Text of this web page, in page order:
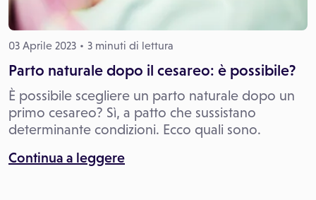
03 Aprile 2023 3 minuti di lettura
Parto naturale dopo il cesareo: è possibile?
È possibile scegliere un parto naturale dopo un
primo cesareo? Sì, a patto che sussistano
determinante condizioni. Ecco quali sono.
Continua a leggere